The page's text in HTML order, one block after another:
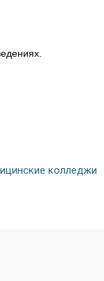
колледжи